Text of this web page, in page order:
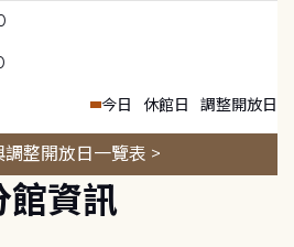
今日 休館日 調整開放日
調整開放日一覽表 >
館資訊